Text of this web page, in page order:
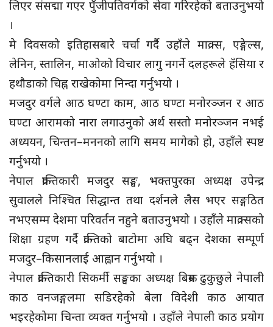
लिएर संसद्मा गएर पुँजीपतिवर्गको सेवा गरिरहेको बताउनुभयो
।
मे दिवसको इतिहासबारे चर्चा गर्दै उहाँले माक्र्स, एङ्गेल्स,
लेनिन, स्तालिन, माओको विचार लागु नगर्ने दलहरूले हँसिया र
हथौडाको चिह्न राखेकोमा निन्दा गर्नुभयो ।
मजदुर वर्गले आठ घण्टा काम, आठ घण्टा मनोरञ्जन र आठ
घण्टा आरामको नारा लगाउनुको अर्थ सस्तो मनोरञ्जन नभई
अध्ययन, चिन्तन–मननको लागि समय मागेको हो, उहाँले स्पष्ट
गर्नुभयो ।
नेपाल क्रान्तिकारी मजदुर सङ्घ, भक्तपुरका अध्यक्ष उपेन्द्र
सुवालले निश्चित सिद्धान्त तथा दर्शनले लैस भएर सङ्गठित
नभएसम्म देशमा परिवर्तन नहुने बताउनुभयो । उहाँले माक्र्सको
शिक्षा ग्रहण गर्दै क्रान्तिको बाटोमा अघि बढ्न देशका सम्पूर्ण
मजदुर–किसानलाई आह्वान गर्नुभयो ।
नेपाल क्रान्तिकारी सिकर्मी सङ्घका अध्यक्ष बिक्रम ढुकुछुले नेपाली
काठ वनजङ्गलमा सडिरहेको बेला विदेशी काठ आयात
भइरहेकोमा चिन्ता व्यक्त गर्नुभयो । उहाँले नेपाली काठ प्रयोग